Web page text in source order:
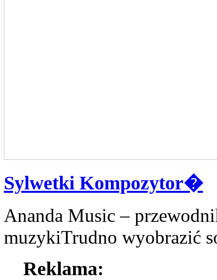
Sylwetki Kompozytor�
Ananda Music –
muzykiTrudno wyobrazić
Reklama: